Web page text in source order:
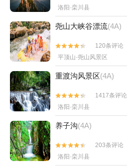
洛阳·栾川县
尧山大峡谷漂流(4A)


120条评论
平顶山·尧山风景区
重渡沟风景区(4A)


1417条评论
洛阳·栾川县
养子沟(4A)


203条评论
洛阳·栾川县